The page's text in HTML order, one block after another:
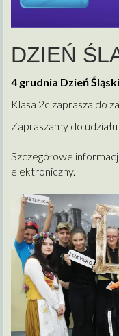
DZIEŃ
4 grudnia Dzień Śląski
Klasa 2c zaprasza do
Zapraszamy do
Szczegółowe
elektroniczny.